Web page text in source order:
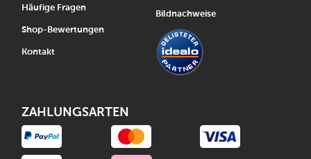
Häufige Fragen
Shop-Bewertungen
Kontakt
Bildnachweise
ZAHLUNGSARTEN